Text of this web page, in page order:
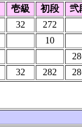
壱級 初段
弐
32
272
10
32 282